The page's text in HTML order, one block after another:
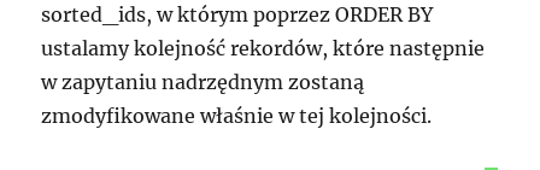
sorted_ids, w którym poprzez ORDER BY
ustalamy kolejność rekordów, które następnie
w zapytaniu nadrzędnym zostaną
zmodyfikowane właśnie w tej kolejności.